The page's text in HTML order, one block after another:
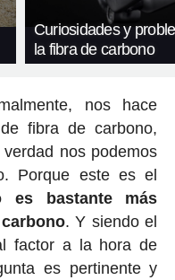
Curiosidades y
la fibra de carbono
nos hace
fibra de carbono,
nos podemos
Porque este es el
es bastante más
. Y siendo el
factor a la hora de
es pertinente y